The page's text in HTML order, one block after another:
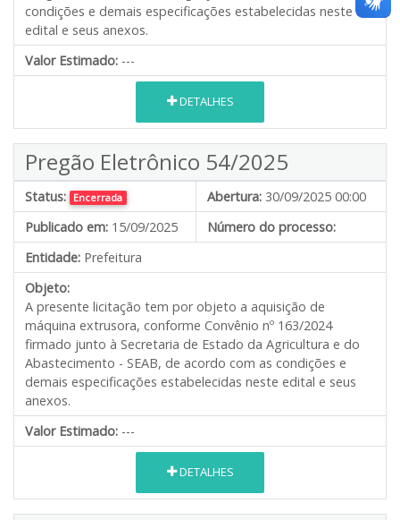
condições e demais especificações estabelecidas neste
edital e seus anexos.
Valor Estimado: ---
DETALHES
Pregão Eletrônico 54/2025
Status: Encerrada Abertura: 30/09/2025 00:00
Publicado em: 15/09/2025
Número do processo:
Entidade: Prefeitura
Objeto:
A presente licitação tem por objeto a aquisição de
máquina extrusora, conforme Convênio nº 163/2024
firmado junto à Secretaria de Estado da Agricultura e do
Abastecimento - SEAB, de acordo com as condições e
demais especificações estabelecidas neste edital e seus
anexos.
Valor Estimado: ---
DETALHES